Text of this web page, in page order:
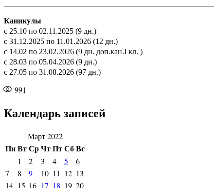
Каникулы
с 25.10 по 02.11.2025 (9 дн.)
с 31.12.2025 по 11.01.2026 (12 дн.)
с 14.02 по 23.02.2026 (9 дн. доп.кан.I кл. )
с 28.03 по 05.04.2026 (9 дн.)
с 27.05 по 31.08.2026 (97 дн.)
991
Календарь записей
Март 2022
ПнВтСрЧтПтСбВс
1 2 3 4 5
6
7
8 9 10 11 12 13
14 15 16 17 18 19 20